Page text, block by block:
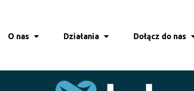
O nas Działania Dołącz do nas